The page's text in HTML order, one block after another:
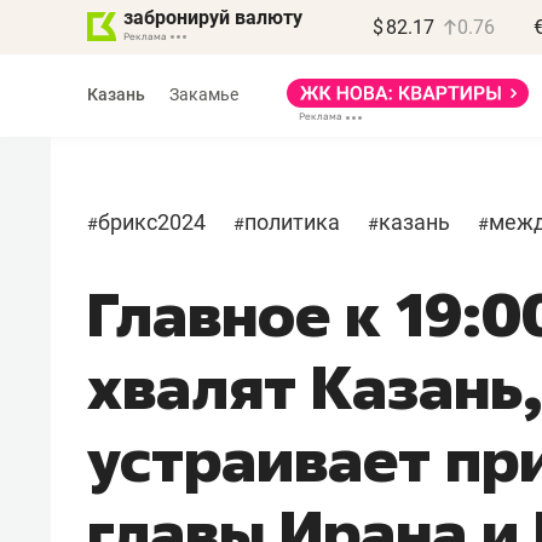
забронируй валюту $ 82.17 0.76
Казань Закамье
#брикс2024 #политика #казань #
Главное к
хвалят
устраивает
Василь Мазитов
МАРТ
«Не зная местных
правил, бизнес может
потерять минимум